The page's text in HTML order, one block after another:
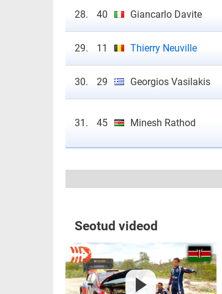
28. 40 Giancarlo Davite
29. 11 Thierry Neuville
30. 29 Georgios Vasilakis
31. 45 Minesh Rathod
Seotud videod